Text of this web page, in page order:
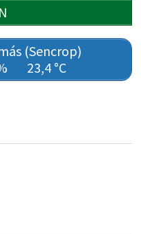
(Sencrop)
23,4 °C